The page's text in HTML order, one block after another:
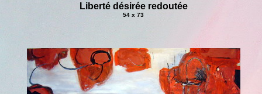
Liberté désirée redoutée
54 x 73